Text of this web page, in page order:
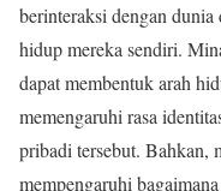
berinteraksi dengan dunia
hidup mereka sendiri.
dapat membentuk arah
memengaruhi rasa
pribadi tersebut. Bahkan,
mempengaruhi